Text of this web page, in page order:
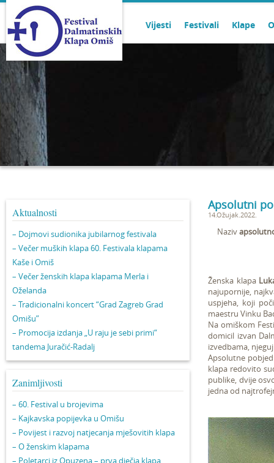
Vijesti Festivali Klape
Aktualnosti
– Dojmovi sudionika jubilarnog festivala
– Večer muških klapa 60. Festivala klapama
Kaše i Omiš
– Večer ženskih klapa klapama Merla i
Oželanda
– Tradicionalni koncert “Grad Zagreb Grad
Omišu”
– Promocija izdanja „U raju je sebi primi“
tandema Juračić-Radalj
Zanimljivosti
– 60. Festival u brojevima
– Kajkavska popijevka u Omišu
– Povijest i razvoj natjecanja mješovitih klapa
– O ženskim klapama
– Poletarci iz Opuzena – prva dječja klapa
Apsolutni
14.Ožujak.2022.
Naziv
Ženska klapa
najupornije,
uspjeha, koji
maestru Vinku
Na omiškom
domicil izvan
izvedbama,
Apsolutne
klapa redovito
publike, dvije
jedna od